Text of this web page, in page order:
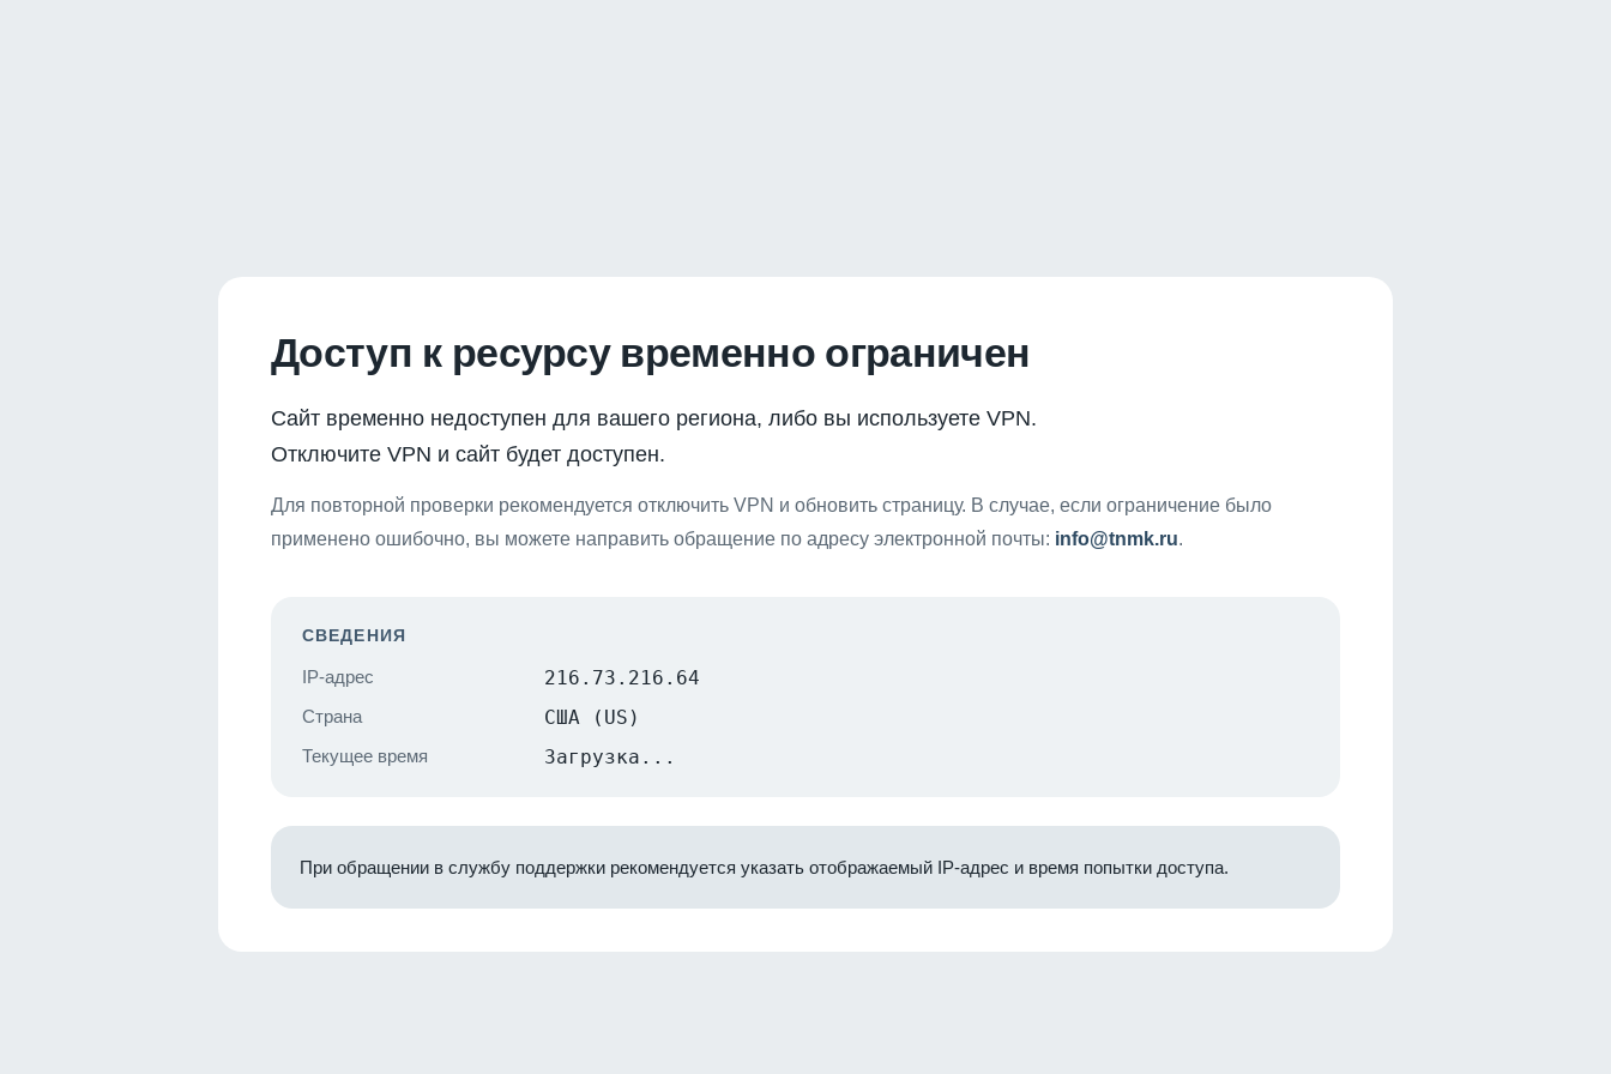
Доступ к ресурсу временно ограничен
Сайт временно недоступен для вашего региона, либо вы используете VPN.
Отключите VPN и сайт будет доступен.
Для повторной проверки рекомендуется отключить VPN и обновить страницу. В случае, если ограничение было
применено ошибочно, вы можете направить обращение по адресу электронной почты: info@tnmk.ru.
СВЕДЕНИЯ
IP-адрес 216.73.216.64
Страна США (US)
Текущее время Загрузка...
При обращении в службу поддержки рекомендуется указать отображаемый IP-адрес и время попытки доступа.